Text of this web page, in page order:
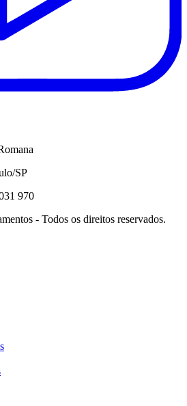
SP
970
- Todos os direitos reservados.